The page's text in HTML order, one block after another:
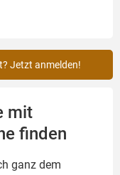
Jetzt anmelden!
mit
finden
ganz dem